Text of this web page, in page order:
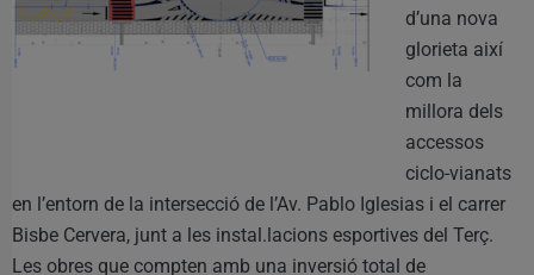
d’una nova
glorieta així
com la
millora dels
accessos
ciclo-vianats
en l’entorn de la intersecció de l’Av. Pablo Iglesias i el carrer
Bisbe Cervera, junt a les instal.lacions esportives del Terç.
Les obres que compten amb una inversió total de